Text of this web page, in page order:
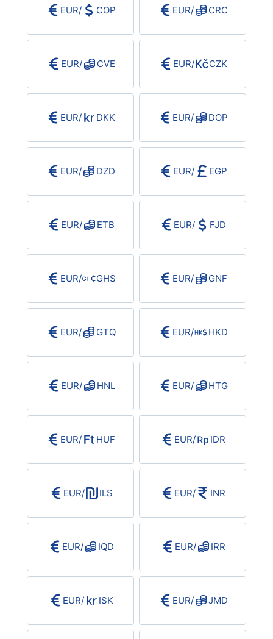
EUR/ COP EUR/ CRC
EUR/ CVE EUR/ CZK
EUR/ DKK EUR/ DOP
EUR/ DZD EUR/ EGP
EUR/ ETB EUR/ FJD
EUR/ GHS EUR/ GNF
EUR/ GTQ EUR/ HKD
EUR/ HNL EUR/ HTG
EUR/ HUF EUR/ IDR
EUR/ ILS EUR/ INR
EUR/ IQD EUR/ IRR
EUR/ ISK EUR/ JMD